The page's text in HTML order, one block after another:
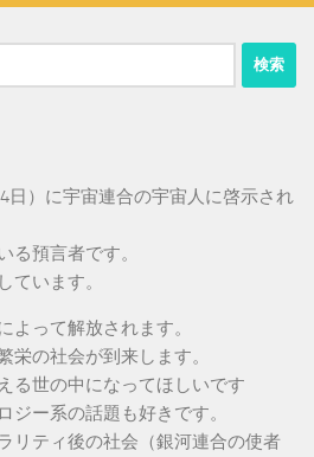
日）に宇宙連合の宇宙人に啓示され
る預言者です。
ています。
よって解放されます。
栄の社会が到来します。
る世の中になってほしいです
ジー系の話題も好きです。
リティ後の社会（銀河連合の使者